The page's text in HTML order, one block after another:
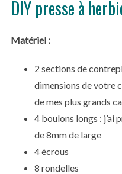
DIY presse à
Matériel :
2 sections de
dimensions de votre
de mes plus grands
4 boulons longs : j’ai
de 8mm de large
4 écrous
8 rondelles